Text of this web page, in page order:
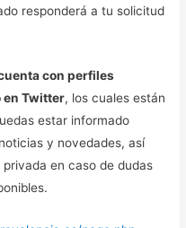
responderá a tu solicitud
con perfiles
en Twitter, los cuales están
estar informado
y novedades, así
en caso de dudas